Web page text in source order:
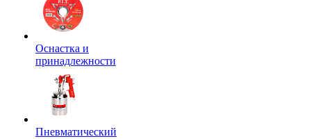
Оснастка и
принадлежности
Пневматический